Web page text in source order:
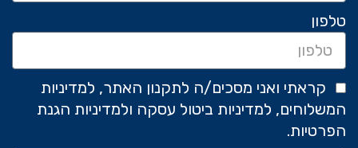
טלפון
קראתי ואני מסכים/ה לתקנון האתר, למדיניות
המשלוחים, למדיניות ביטול עסקה ולמדיניות הגנת
הפרטיות.